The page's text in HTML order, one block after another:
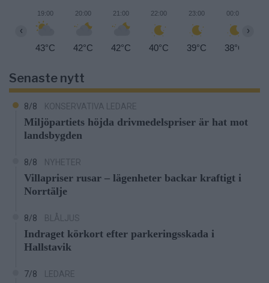
19:00
43°C
20:00
42°C
21:00
42°C
22:00
40°C
23:00
39°C
00:00
38°C
‹ ›
Senaste nytt
8/8 KONSERVATIVA LEDARE
Miljöpartiets höjda drivmedelspriser är hat mot
landsbygden
8/8 NYHETER
Villapriser rusar – lägenheter backar kraftigt i
Norrtälje
8/8 BLÅLJUS
Indraget körkort efter parkeringsskada i
Hallstavik
7/8 LEDARE